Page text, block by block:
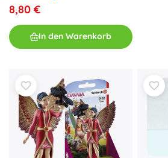
8,80 €
In den Warenkorb